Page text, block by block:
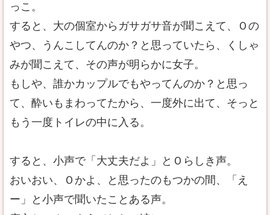
っこ。
すると、大の個室からガサガサ音が聞こえて、Ｏの
やつ、うんこしてんのか？と思っていたら、くしゃ
みが聞こえて、その声が明らかに女子。
もしや、誰かカップルでもやってんのか？と思っ
て、酔いもまわってたから、一度外に出て、そっと
もう一度トイレの中に入る。
すると、小声で「大丈夫だよ」とＯらしき声。
おいおい、Ｏかよ、と思ったのもつかの間、「え
ー」と小声で聞いたことある声。